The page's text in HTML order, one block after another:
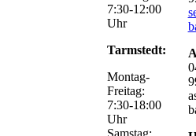
7:30-12:00
Uhr
Tarmstedt:
Montag-
Freitag:
7:30-18:00
Uhr